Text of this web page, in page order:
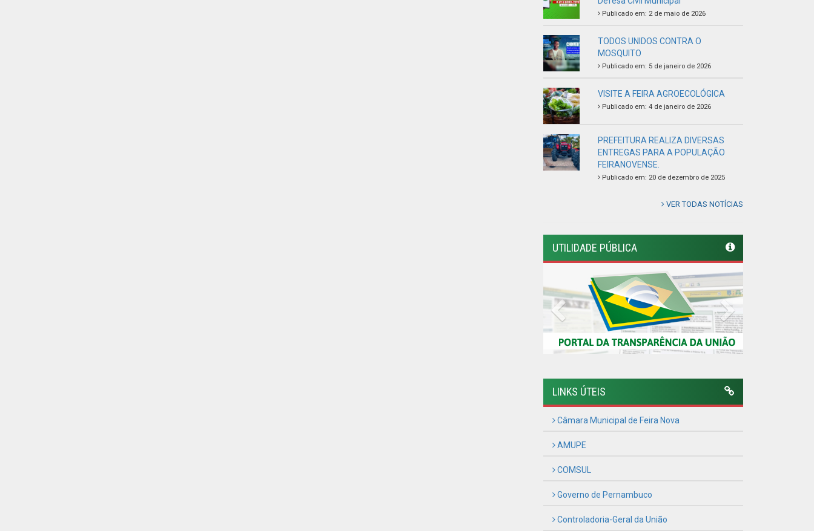
Publicado em: 20 de dezembro de 2025
Previous
Câmara Municipal de Feira Nova
COMSUL
Governo de Pernambuco
Controladoria-Geral da União
QEdu
SICONFI - Tesouro Nacional
Consultar Convênios
Receber Informações sobre novos Repasses